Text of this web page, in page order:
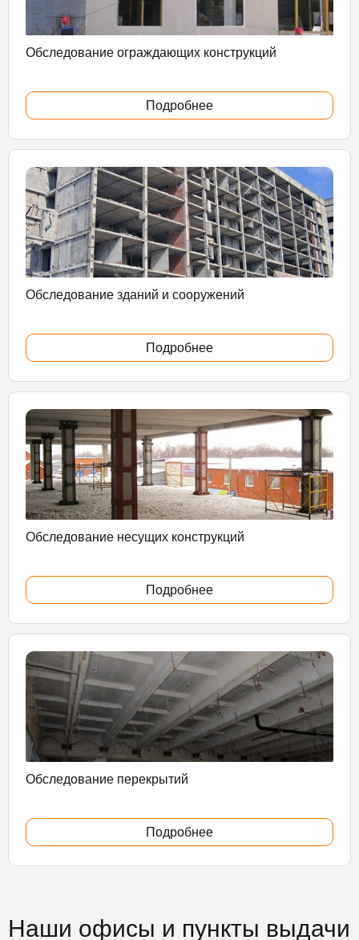
Обследование ограждающих конструкций
Подробнее
Обследование зданий и сооружений
Подробнее
Обследование несущих конструкций
Подробнее
Обследование перекрытий
Подробнее
Наши офисы и пункты выдачи